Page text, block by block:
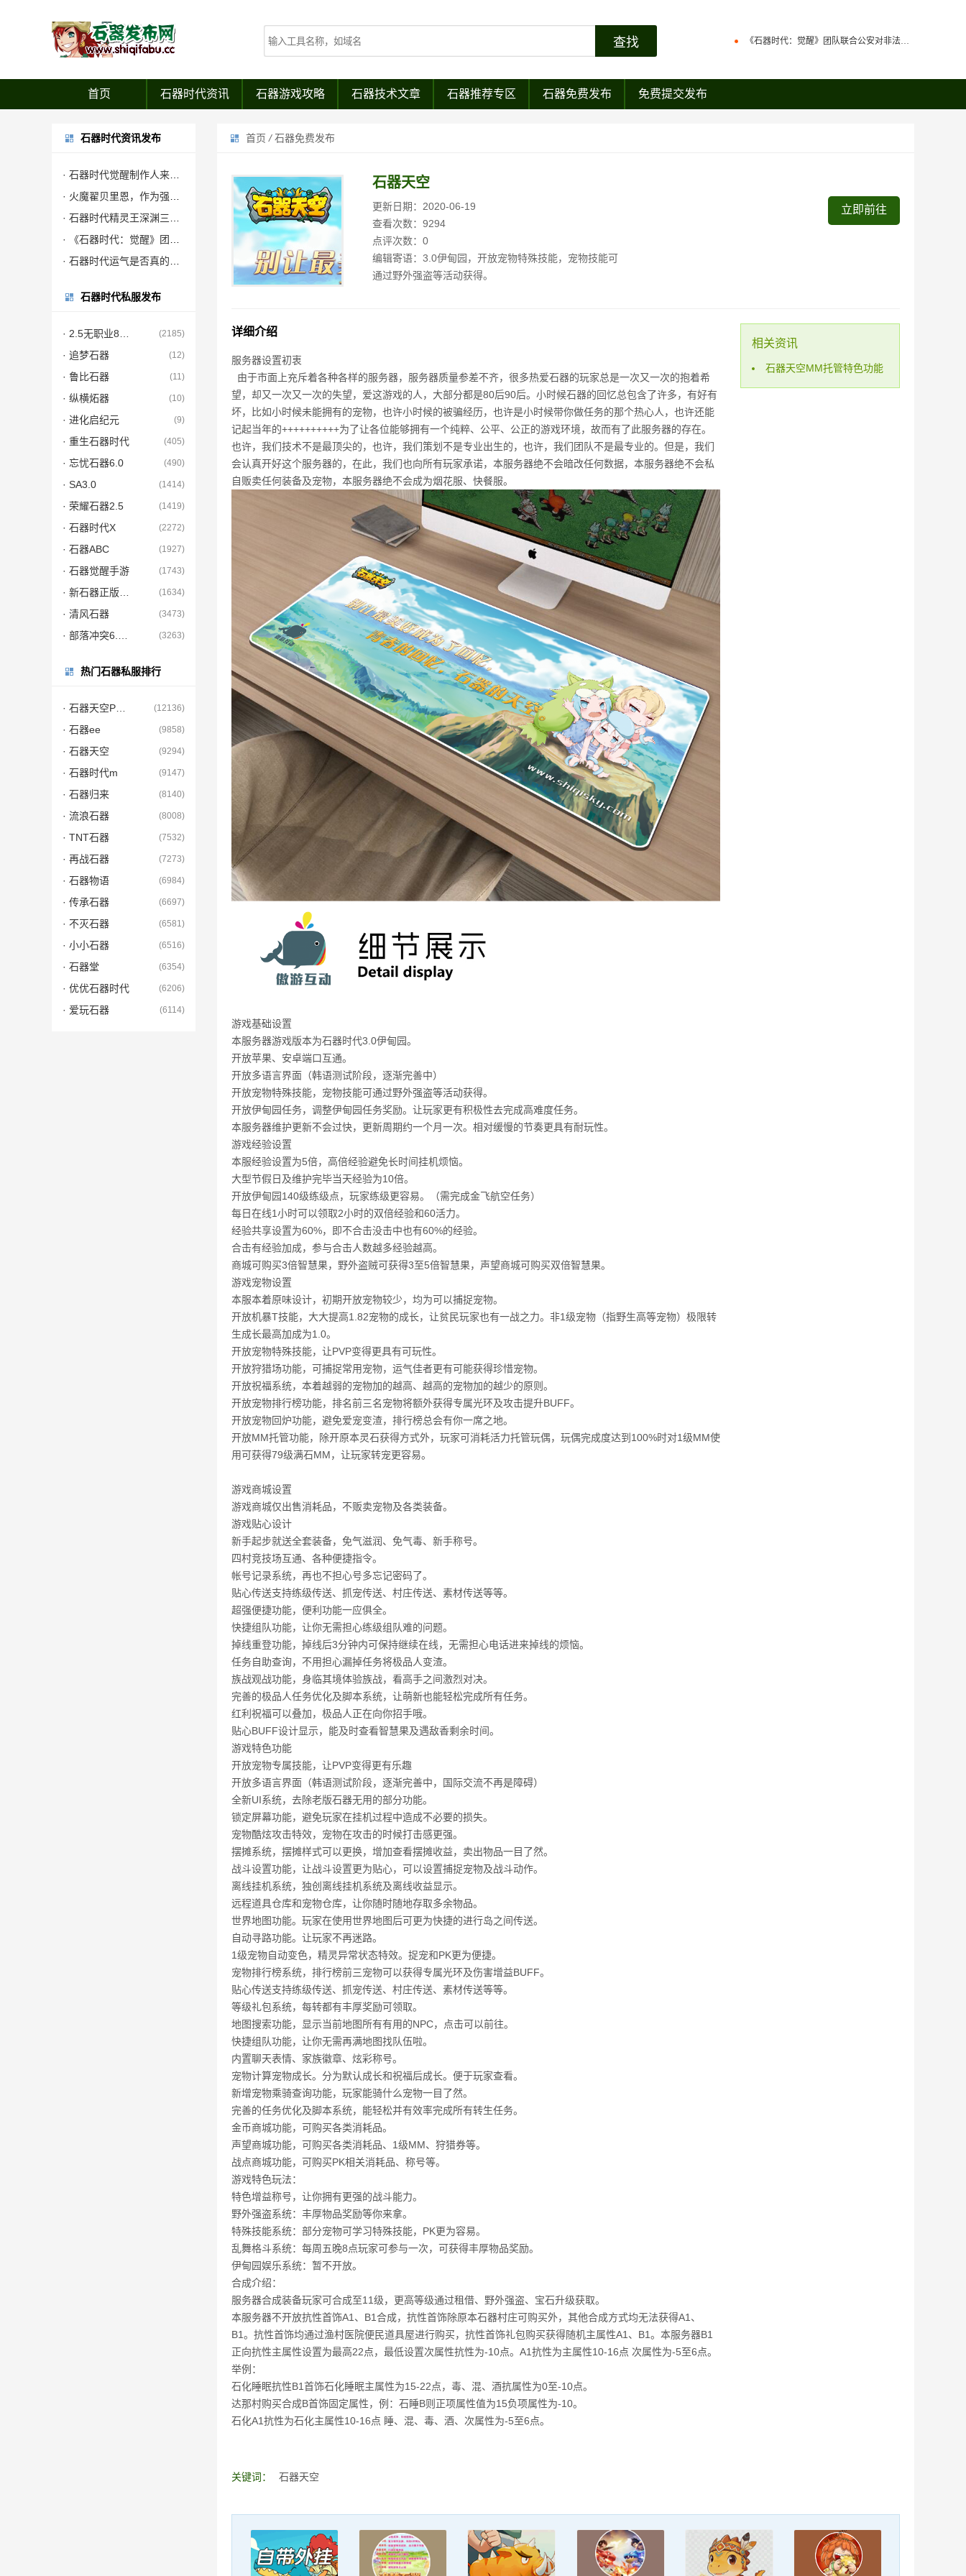
《石器时代：觉醒》团队联合公安对非法私服进行强力打击
百战石器私服凌晨掉线说明
首页 石器时代资讯 石器游戏攻略 石器技术文章 石器推荐专区 石器免费发布 免费提交发布
首页 / 石器免费发布
石器天空
更新日期：2020-06-19
查看次数：9294
点评次数：0
编辑寄语：3.0伊甸园，开放宠物特殊技能，宠物技能可
通过野外强盗等活动获得。
立即前往
详细介绍
服务器设置初衷
由于市面上充斥着各种各样的服务器，服务器质量参差不齐，很多热爱石器的玩家总是一次又一次的抱着希
望，却又一次又一次的失望，爱这游戏的人，大部分都是80后90后。小时候石器的回忆总包含了许多，有好有
坏，比如小时候未能拥有的宠物，也许小时候的被骗经历，也许是小时候带你做任务的那个热心人，也许还能
记起当年的++++++++++为了让各位能够拥有一个纯粹、公平、公正的游戏环境，故而有了此服务器的存在。
也许，我们技术不是最顶尖的，也许，我们策划不是专业出生的，也许，我们团队不是最专业的。但是，我们
会认真开好这个服务器的，在此，我们也向所有玩家承诺，本服务器绝不会暗改任何数据，本服务器绝不会私
自贩卖任何装备及宠物，本服务器绝不会成为烟花服、快餐服。
游戏基础设置
本服务器游戏版本为石器时代3.0伊甸园。
开放苹果、安卓端口互通。
开放多语言界面（韩语测试阶段，逐渐完善中）
开放宠物特殊技能，宠物技能可通过野外强盗等活动获得。
开放伊甸园任务，调整伊甸园任务奖励。让玩家更有积极性去完成高难度任务。
本服务器维护更新不会过快，更新周期约一个月一次。相对缓慢的节奏更具有耐玩性。
游戏经验设置
本服经验设置为5倍，高倍经验避免长时间挂机烦恼。
大型节假日及维护完毕当天经验为10倍。
开放伊甸园140级练级点，玩家练级更容易。（需完成金飞航空任务）
每日在线1小时可以领取2小时的双倍经验和60活力。
经验共享设置为60%，即不合击没击中也有60%的经验。
合击有经验加成，参与合击人数越多经验越高。
商城可购买3倍智慧果，野外盗贼可获得3至5倍智慧果，声望商城可购买双倍智慧果。
游戏宠物设置
本服本着原味设计，初期开放宠物较少，均为可以捕捉宠物。
开放机暴T技能，大大提高1.82宠物的成长，让贫民玩家也有一战之力。非1级宠物（指野生高等宠物）极限转
生成长最高加成为1.0。
开放宠物特殊技能，让PVP变得更具有可玩性。
开放狩猎场功能，可捕捉常用宠物，运气佳者更有可能获得珍惜宠物。
开放祝福系统，本着越弱的宠物加的越高、越高的宠物加的越少的原则。
开放宠物排行榜功能，排名前三名宠物将额外获得专属光环及攻击提升BUFF。
开放宠物回炉功能，避免爱宠变渣，排行榜总会有你一席之地。
开放MM托管功能，除开原本灵石获得方式外，玩家可消耗活力托管玩偶，玩偶完成度达到100%时对1级MM使
用可获得79级满石MM，让玩家转宠更容易。
游戏商城设置
游戏商城仅出售消耗品，不贩卖宠物及各类装备。
游戏贴心设计
新手起步就送全套装备，免气滋润、免气毒、新手称号。
四村竞技场互通、各种便捷指令。
帐号记录系统，再也不担心号多忘记密码了。
贴心传送支持练级传送、抓宠传送、村庄传送、素材传送等等。
超强便捷功能，便利功能一应俱全。
快捷组队功能，让你无需担心练级组队难的问题。
掉线重登功能，掉线后3分钟内可保持继续在线，无需担心电话进来掉线的烦恼。
任务自助查询，不用担心漏掉任务将极品人变渣。
族战观战功能，身临其境体验族战，看高手之间激烈对决。
完善的极品人任务优化及脚本系统，让萌新也能轻松完成所有任务。
红利祝福可以叠加，极品人正在向你招手哦。
贴心BUFF设计显示，能及时查看智慧果及遇敌香剩余时间。
游戏特色功能
开放宠物专属技能，让PVP变得更有乐趣
开放多语言界面（韩语测试阶段，逐渐完善中，国际交流不再是障碍）
全新UI系统，去除老版石器无用的部分功能。
锁定屏幕功能，避免玩家在挂机过程中造成不必要的损失。
宠物酷炫攻击特效，宠物在攻击的时候打击感更强。
摆摊系统，摆摊样式可以更换，增加查看摆摊收益，卖出物品一目了然。
战斗设置功能，让战斗设置更为贴心，可以设置捕捉宠物及战斗动作。
离线挂机系统，独创离线挂机系统及离线收益显示。
远程道具仓库和宠物仓库，让你随时随地存取多余物品。
世界地图功能。玩家在使用世界地图后可更为快捷的进行岛之间传送。
自动寻路功能。让玩家不再迷路。
1级宠物自动变色，精灵异常状态特效。捉宠和PK更为便捷。
宠物排行榜系统，排行榜前三宠物可以获得专属光环及伤害增益BUFF。
贴心传送支持练级传送、抓宠传送、村庄传送、素材传送等等。
等级礼包系统，每转都有丰厚奖励可领取。
地图搜索功能，显示当前地图所有有用的NPC，点击可以前往。
快捷组队功能，让你无需再满地图找队伍啦。
内置聊天表情、家族徽章、炫彩称号。
宠物计算宠物成长。分为默认成长和祝福后成长。便于玩家查看。
新增宠物乘骑查询功能，玩家能骑什么宠物一目了然。
完善的任务优化及脚本系统，能轻松并有效率完成所有转生任务。
金币商城功能，可购买各类消耗品。
声望商城功能，可购买各类消耗品、1级MM、狩猎券等。
战点商城功能，可购买PK相关消耗品、称号等。
游戏特色玩法：
特色增益称号，让你拥有更强的战斗能力。
野外强盗系统：丰厚物品奖励等你来拿。
特殊技能系统：部分宠物可学习特殊技能，PK更为容易。
乱舞格斗系统：每周五晚8点玩家可参与一次，可获得丰厚物品奖励。
伊甸园娱乐系统：暂不开放。
合成介绍：
服务器合成装备玩家可合成至11级，更高等级通过租借、野外强盗、宝石升级获取。
本服务器不开放抗性首饰A1、B1合成，抗性首饰除原本石器村庄可购买外，其他合成方式均无法获得A1、
B1。抗性首饰均通过渔村医院便民道具屋进行购买，抗性首饰礼包购买获得随机主属性A1、B1。本服务器B1
正向抗性主属性设置为最高22点，最低设置次属性抗性为-10点。A1抗性为主属性10-16点 次属性为-5至6点。
举例：
石化睡眠抗性B1首饰石化睡眠主属性为15-22点，毒、混、酒抗属性为0至-10点。
达那村购买合成B首饰固定属性，例：石睡B则正项属性值为15负项属性为-10。
石化A1抗性为石化主属性10-16点 睡、混、毒、酒、次属性为-5至6点。
相关资讯
石器天空MM托管特色功能
关键词： 石器天空
石器时代资讯发布
石器时代私服发布
(2185)
· 追梦石器 (12)
· 鲁比石器 (11)
· 纵横炻器 (10)
· 进化启纪元 (9)
· 重生石器时代 (405)
· 忘忧石器6.0 (490)
· SA3.0 (1414)
· 荣耀石器2.5 (1419)
· 石器时代X (2272)
· 石器ABC (1927)
· 石器觉醒手游 (1743)
(1634)
· 清风石器 (3473)
(3263)
热门石器私服排行
(12136)
· 石器ee (9858)
· 石器天空 (9294)
· 石器时代m (9147)
· 石器归来 (8140)
· 流浪石器 (8008)
· TNT石器 (7532)
· 再战石器 (7273)
· 石器物语 (6984)
· 传承石器 (6697)
· 不灭石器 (6581)
· 小小石器 (6516)
· 石器堂 (6354)
· 优优石器时代 (6206)
· 爱玩石器 (6114)